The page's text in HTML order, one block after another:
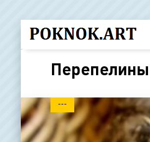
---